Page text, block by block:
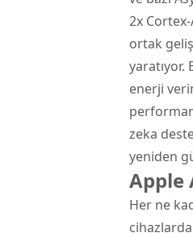
2x
ortak
yaratıyor.
enerji
zeka
yeniden
Apple
Her ne